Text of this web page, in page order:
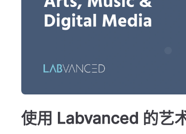
使用 Labvanced 的艺